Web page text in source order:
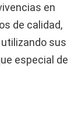
en
de calidad,
sus
especial de